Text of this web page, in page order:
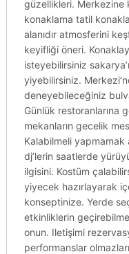
güzellikleri. Merkezine
konaklama tatil
alanıdır atmosferini
keyifliği öneri.
isteyebilirsiniz
yiyebilirsiniz.
deneyebileceğiniz
Günlük restoranlarına
mekanların gecelik
Kalabilmeli
dj’lerin saatlerde
ilgisini. Kostüm
yiyecek hazırlayarak
konseptinize. Yerde
etkinliklerin
onun. Iletişimi
performanslar